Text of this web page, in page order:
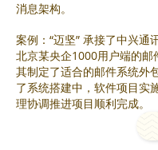
消息架构。
案例：“迈坚” 承接了中兴通
北京某央企1000用户端的邮
其制定了适合的邮件系统外
了系统搭建中，软件项目实
理协调推进项目顺利完成。